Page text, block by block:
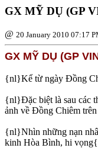
GX MỸ DỤ (GP
@ 20 January 2010 07:17
GX MỸ DỤ (GP
{nl}Kể từ ngày Ðồng
{nl}Ðặc biệt là sau các
ảnh về Ðồng Chiêm
{nl}Nhìn những nạn
kinh Hòa Bình, hi